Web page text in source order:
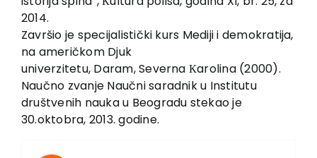
2014.
Završio je specijalistički kurs Mediji i demokratija,
na američkom Djuk
univerzitetu, Daram, Severna Кarolina (2000).
Naučno zvanje Naučni saradnik u Institutu
društvenih nauka u Beogradu stekao je
30.oktobra, 2013. godine.